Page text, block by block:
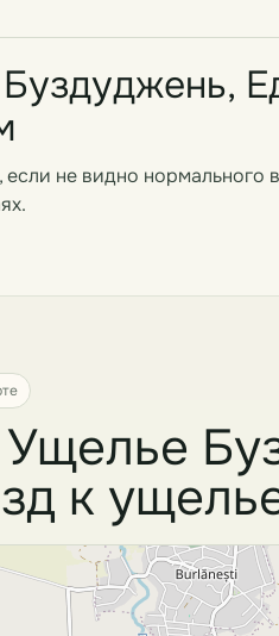
если не видно нормального
Ущелье
к